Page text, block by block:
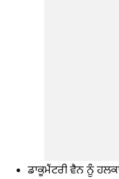
ਡਾਕੂਮੈਂਟਰੀ ਵੈਨ ਨੂੰ